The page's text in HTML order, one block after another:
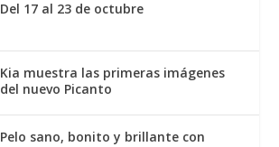
Del 17 al 23 de octubre
Kia muestra las primeras imágenes
del nuevo Picanto
Pelo sano, bonito y brillante con